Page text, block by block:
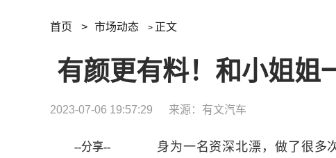
首页 > 市场动态 > 正文
2023-07-06 19:57:29 来源：有文汽车
--分享--
身为一名资深北漂，做了很多